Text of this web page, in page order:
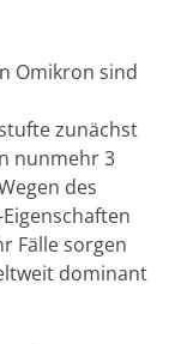
Omikron sind
zunächst
nunmehr 3
des
Fälle sorgen
dominant